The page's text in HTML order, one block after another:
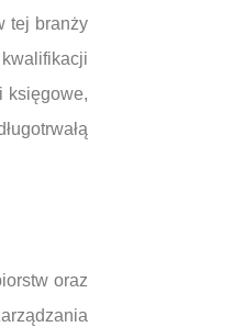
tej branży
księgowe,
oraz